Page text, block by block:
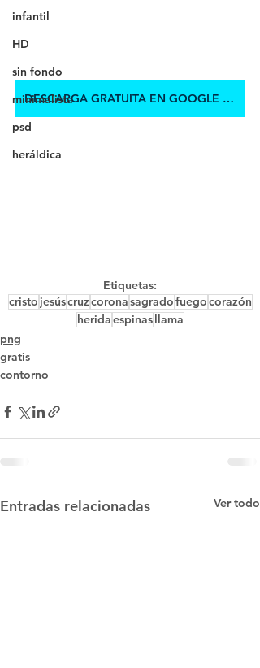
infantil
HD
sin fondo
minimalista
psd
heráldica
DESCARGA GRATUITA EN GOOGLE DRIVE
Etiquetas:
cristo jesúscruzcoronasagradofuegocorazón
heridaespinasllama
png
gratis
contorno
Entradas relacionadas Ver todo